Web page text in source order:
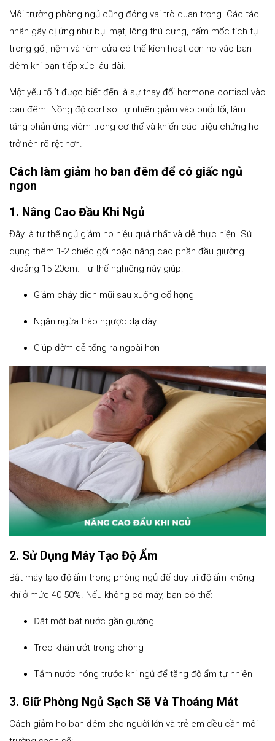
Môi trường phòng ngủ cũng đóng vai trò quan trọng. Các tác
nhân gây dị ứng như bụi mạt, lông thú cưng, nấm mốc tích tụ
trong gối, nệm và rèm cửa có thể kích hoạt cơn ho vào ban
đêm khi bạn tiếp xúc lâu dài.
Một yếu tố ít được biết đến là sự thay đổi hormone cortisol vào
ban đêm. Nồng độ cortisol tự nhiên giảm vào buổi tối, làm
tăng phản ứng viêm trong cơ thể và khiến các triệu chứng ho
trở nên rõ rệt hơn.
Cách làm giảm ho ban đêm để có giấc ngủ
ngon
1. Nâng Cao Đầu Khi Ngủ
Đây là tư thế ngủ giảm ho hiệu quả nhất và dễ thực hiện. Sử
dụng thêm 1-2 chiếc gối hoặc nâng cao phần đầu giường
khoảng 15-20cm. Tư thế nghiêng này giúp:
Giảm chảy dịch mũi sau xuống cổ họng
Ngăn ngừa trào ngược dạ dày
Giúp đờm dễ tống ra ngoài hơn
2. Sử Dụng Máy Tạo Độ Ẩm
Bật máy tạo độ ẩm trong phòng ngủ để duy trì độ ẩm không
khí ở mức 40-50%. Nếu không có máy, bạn có thể:
Đặt một bát nước gần giường
Treo khăn ướt trong phòng
Tắm nước nóng trước khi ngủ để tăng độ ẩm tự nhiên
3. Giữ Phòng Ngủ Sạch Sẽ Và Thoáng Mát
Cách giảm ho ban đêm cho người lớn và trẻ em đều cần môi